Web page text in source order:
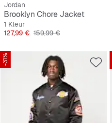
Jordan
Brooklyn Chore Jacket
1 Kleur
Prijs
127,99 € Originele Prijs
159,99 €
-31%